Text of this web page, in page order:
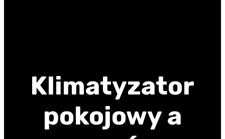
Klimatyzator
pokojowy a